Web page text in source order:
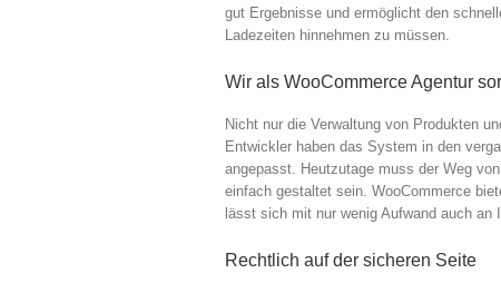
gut Ergebnisse und ermöglicht den
Ladezeiten hinnehmen zu müssen.
Wir als WooCommerce Agentur
Nicht nur die Verwaltung von Produkten
Entwickler haben das System in den
angepasst. Heutzutage muss der Weg
einfach gestaltet sein. WooCommerce
lässt sich mit nur wenig Aufwand auch an
Rechtlich auf der sicheren Seite